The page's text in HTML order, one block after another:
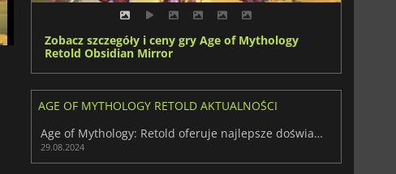
Zobacz szczegóły i ceny gry Age of Mythology
Retold Obsidian Mirror
AGE OF MYTHOLOGY RETOLD AKTUALNOŚCI
Age of Mythology: Retold oferuje najlepsze doświadczenie RTS z odnowioną grafiką
29.08.2024